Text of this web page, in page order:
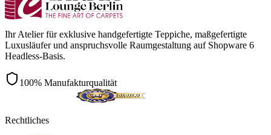
Ihr Atelier für exklusive handgefertigte Teppiche, maßgefertigte
Luxusläufer und anspruchsvolle Raumgestaltung auf Shopware 6
Headless-Basis.
100% Manufakturqualität
Rechtliches